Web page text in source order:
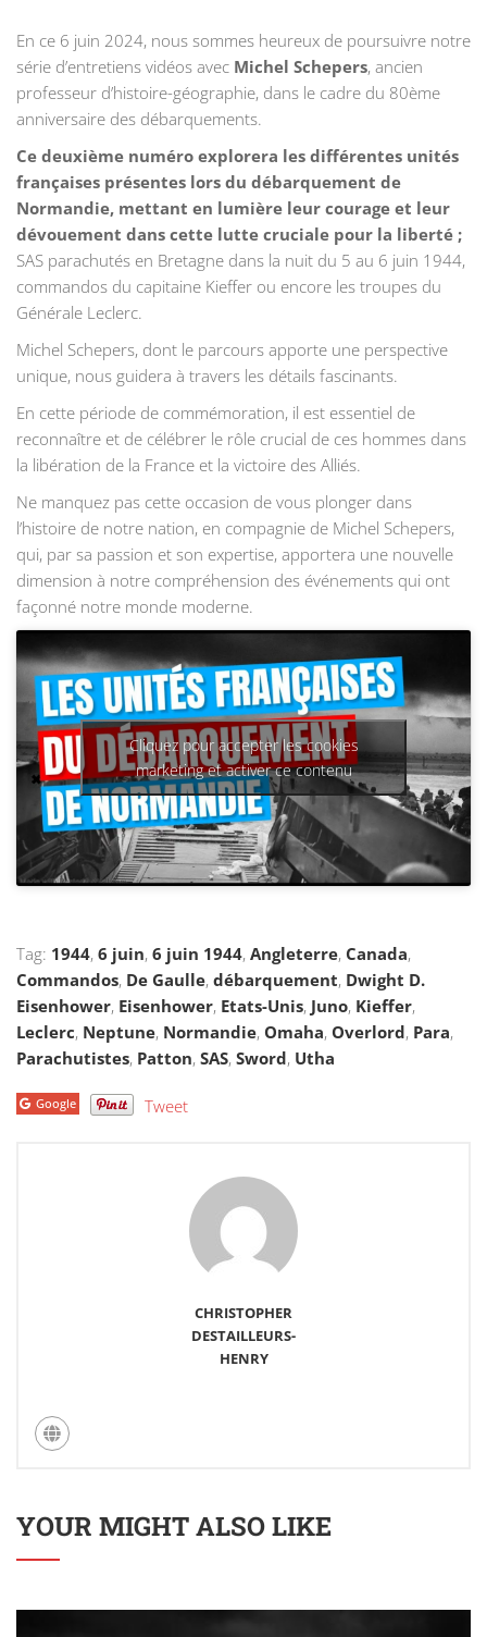
En ce 6 juin 2024, nous sommes heureux de poursuivre notre
série d’entretiens vidéos avec Michel Schepers, ancien
professeur d’histoire-géographie, dans le cadre du 80ème
anniversaire des débarquements.
Ce deuxième numéro explorera les différentes unités
françaises présentes lors du débarquement de
Normandie, mettant en lumière leur courage et leur
dévouement dans cette lutte cruciale pour la liberté ;
SAS parachutés en Bretagne dans la nuit du 5 au 6 juin 1944,
commandos du capitaine Kieffer ou encore les troupes du
Générale Leclerc.
Michel Schepers, dont le parcours apporte une perspective
unique, nous guidera à travers les détails fascinants.
En cette période de commémoration, il est essentiel de
reconnaître et de célébrer le rôle crucial de ces hommes dans
la libération de la France et la victoire des Alliés.
Ne manquez pas cette occasion de vous plonger dans
l’histoire de notre nation, en compagnie de Michel Schepers,
qui, par sa passion et son expertise, apportera une nouvelle
dimension à notre compréhension des événements qui ont
façonné notre monde moderne.
Cliquez pour accepter les cookies
marketing et activer ce contenu
Tag: 1944, 6 juin, 6 juin 1944, Angleterre, Canada,
Commandos, De Gaulle, débarquement, Dwight D.
Eisenhower, Eisenhower, Etats-Unis, Juno, Kieffer,
Leclerc, Neptune, Normandie, Omaha, Overlord, Para,
Parachutistes, Patton, SAS, Sword, Utha
Google Tweet
CHRISTOPHER
DESTAILLEURS-
HENRY
YOUR MIGHT ALSO LIKE